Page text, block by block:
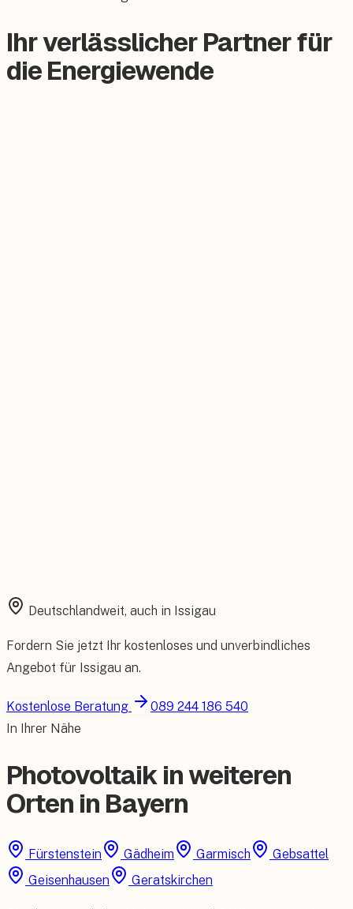
Ihr verlässlicher Partner für
die Energiewende
Deutschlandweit, auch in Issigau
Fordern Sie jetzt Ihr kostenloses und unverbindliches
Angebot für Issigau an.
Kostenlose Beratung
089 244 186 540
In Ihrer Nähe
Photovoltaik in weiteren
Orten in Bayern
Fürstenstein Gädheim Garmisch
Gebsattel
Geisenhausen
Geratskirchen